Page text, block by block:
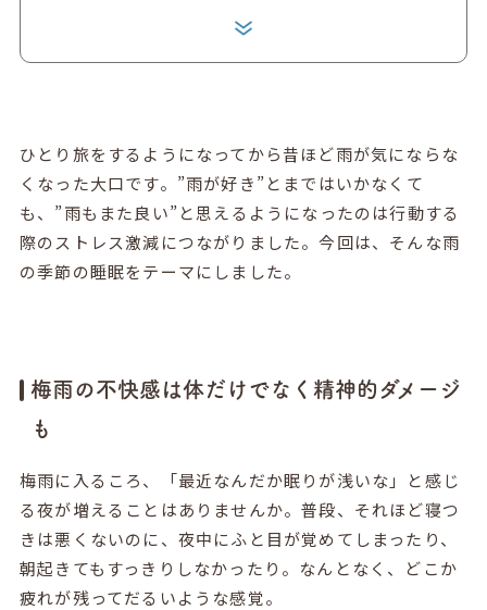
ひとり旅をするようになってから昔ほど雨が気にならな
くなった大口です。”雨が好き”とまではいかなくて
も、”雨もまた良い”と思えるようになったのは行動する
際のストレス激減につながりました。今回は、そんな雨
の季節の睡眠をテーマにしました。
梅雨の不快感は体だけでなく精神的ダメージ
も
梅雨に入るころ、「最近なんだか眠りが浅いな」と感じ
る夜が増えることはありませんか。普段、それほど寝つ
きは悪くないのに、夜中にふと目が覚めてしまったり、
朝起きてもすっきりしなかったり。なんとなく、どこか
疲れが残ってだるいような感覚。